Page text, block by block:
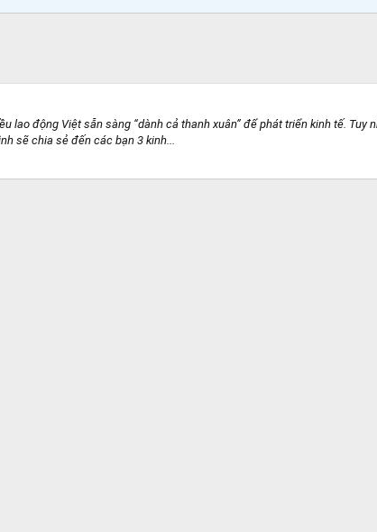
lao động Việt sẵn sàng “dành cả thanh xuân” để phát triển kinh tế. Tuy
sẽ chia sẻ đến các bạn 3 kinh...